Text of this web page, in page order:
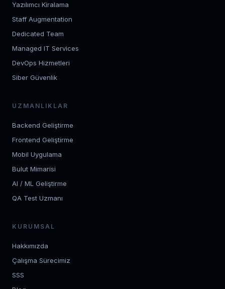
Yazılımcı Kiralama
Staff Augmentation
Dedicated Team
Managed IT Services
DevOps Hizmetleri
Siber Güvenlik
UZMANLIKLAR
Backend Geliştirme
Frontend Geliştirme
Mobil Uygulama
Bulut Mimarisi
AI / ML Geliştirme
QA Test Uzmanı
KURUMSAL
Hakkımızda
Çalışma Sürecimiz
SSS